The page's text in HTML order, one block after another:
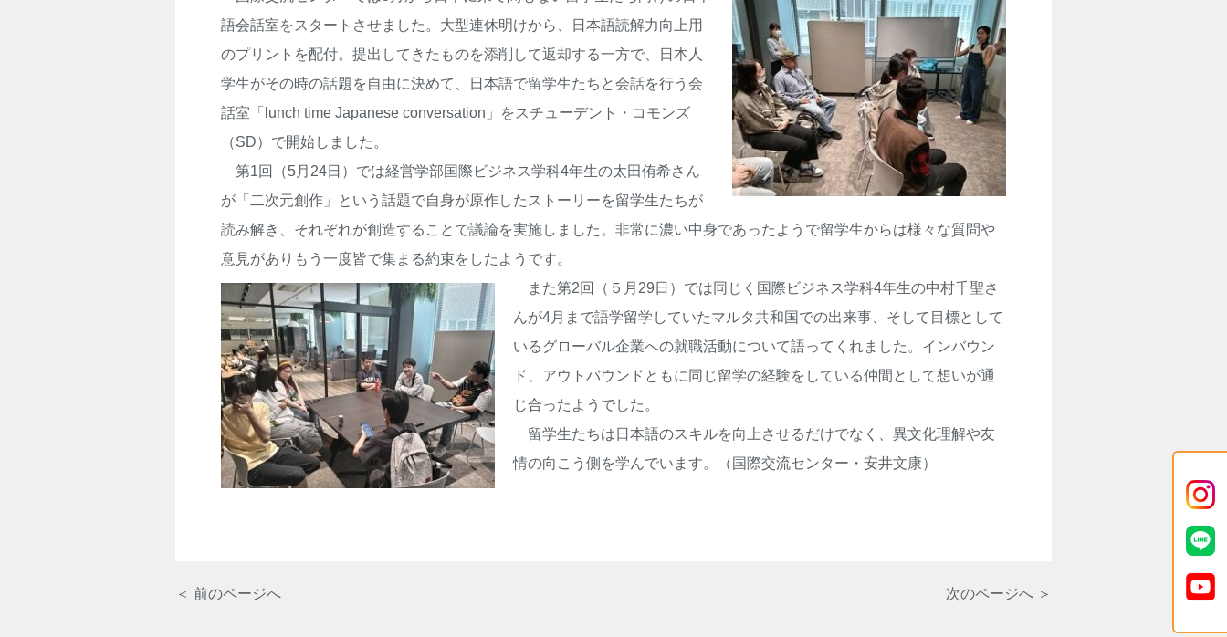
語会話室をスタートさせました。大型連休明けから、日本語読解力向上用
のプリントを配付。提出してきたものを添削して返却する一方で、日本人
学生がその時の話題を自由に決めて、日本語で留学生たちと会話を行う会
話室「lunch time Japanese conversation」をスチューデント・コモンズ
（SD）で開始しました。
第1回（5月24日）では経営学部国際ビジネス学科4年生の太田侑希さん
が「二次元創作」という話題で自身が原作したストーリーを留学生たちが
読み解き、それぞれが創造することで議論を実施しました。非常に濃い中身であったようで留学生からは様々な質問や
意見がありもう一度皆で集まる約束をしたようです。
また第2回（５月29日）では同じく国際ビジネス学科4年生の中村千聖さ
んが4月まで語学留学していたマルタ共和国での出来事、そして目標として
いるグローバル企業への就職活動について語ってくれました。インバウン
ド、アウトバウンドともに同じ留学の経験をしている仲間として想いが通
じ合ったようでした。
留学生たちは日本語のスキルを向上させるだけでなく、異文化理解や友
情の向こう側を学んでいます。（国際交流センター・安井文康）
＜ 前のページへ 次のページへ ＞